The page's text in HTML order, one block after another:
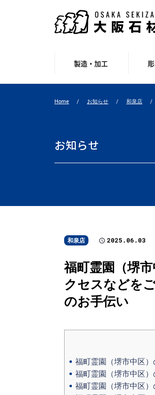
製造・加工
Home お知らせ 和泉店
お知らせ
和泉店 2025.06.03
福町霊園（堺
クセスなどを
のお手伝い
福町霊園（堺市中区
福町霊園（堺市中区）
福町霊園（堺市中区